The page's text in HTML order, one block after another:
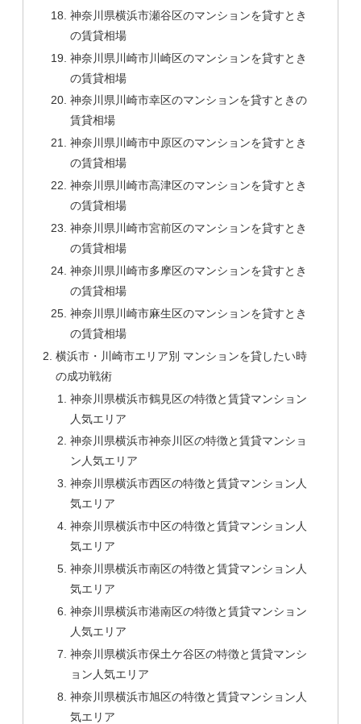
神奈川県横浜市瀬谷区のマンションを貸すとき
の賃貸相場
神奈川県川崎市川崎区のマンションを貸すとき
の賃貸相場
神奈川県川崎市幸区のマンションを貸すときの
賃貸相場
神奈川県川崎市中原区のマンションを貸すとき
の賃貸相場
神奈川県川崎市高津区のマンションを貸すとき
の賃貸相場
神奈川県川崎市宮前区のマンションを貸すとき
の賃貸相場
神奈川県川崎市多摩区のマンションを貸すとき
の賃貸相場
神奈川県川崎市麻生区のマンションを貸すとき
の賃貸相場
横浜市・川崎市エリア別 マンションを貸したい時
の成功戦術
神奈川県横浜市鶴見区の特徴と賃貸マンション
人気エリア
神奈川県横浜市神奈川区の特徴と賃貸マンショ
ン人気エリア
神奈川県横浜市西区の特徴と賃貸マンション人
気エリア
神奈川県横浜市中区の特徴と賃貸マンション人
気エリア
神奈川県横浜市南区の特徴と賃貸マンション人
気エリア
神奈川県横浜市港南区の特徴と賃貸マンション
人気エリア
神奈川県横浜市保土ケ谷区の特徴と賃貸マンシ
ョン人気エリア
神奈川県横浜市旭区の特徴と賃貸マンション人
気エリア